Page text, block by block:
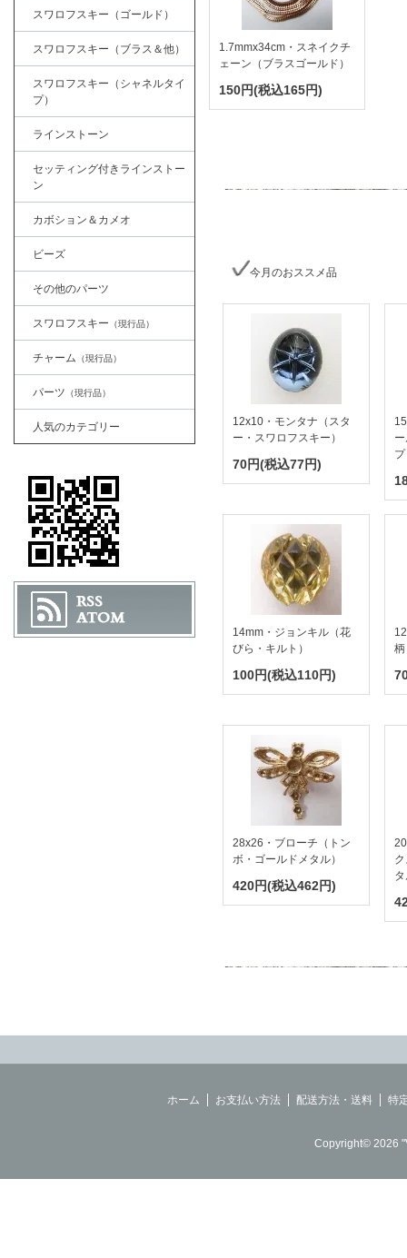
1.7mmx34cm・スネイクチ
ェーン（ブラスゴールド）
150円(税込165円)
今月のおススメ品
12x10・モンタナ（スタ
ー・スワロフスキー）
70円(税込77円)
14mm・ジョンキル（花
びら・キルト）
100円(税込110円)
28x26・ブローチ（トン
ボ・ゴールドメタル）
420円(税込462円)
スワロフスキー（ゴールド）
スワロフスキー（ブラス＆他）
スワロフスキー（シャネルタイ
プ）
ラインストーン
セッティング付きラインストー
ン
カボション＆カメオ
ビーズ
その他のパーツ
スワロフスキー （現行品）
チャーム （現行品）
パーツ （現行品）
人気のカテゴリー
ホーム お支払い方法 配送方法・送料 特
Copyright© 2026